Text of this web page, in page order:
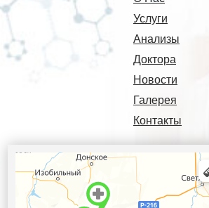
Услуги
Анализы
Доктора
Новости
Галерея
Контакты